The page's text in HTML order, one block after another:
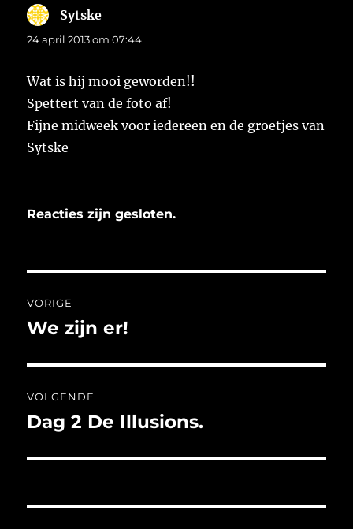
Sytske
24 april 2013 om 07:44
Wat is hij mooi geworden!!
Spettert van de foto af!
Fijne midweek voor iedereen en de groetjes van
Sytske
Reacties zijn gesloten.
navigatie
VORIGE
Vorig
We zijn er!
VOLGENDE
Volgend
Dag 2 De Illusions.